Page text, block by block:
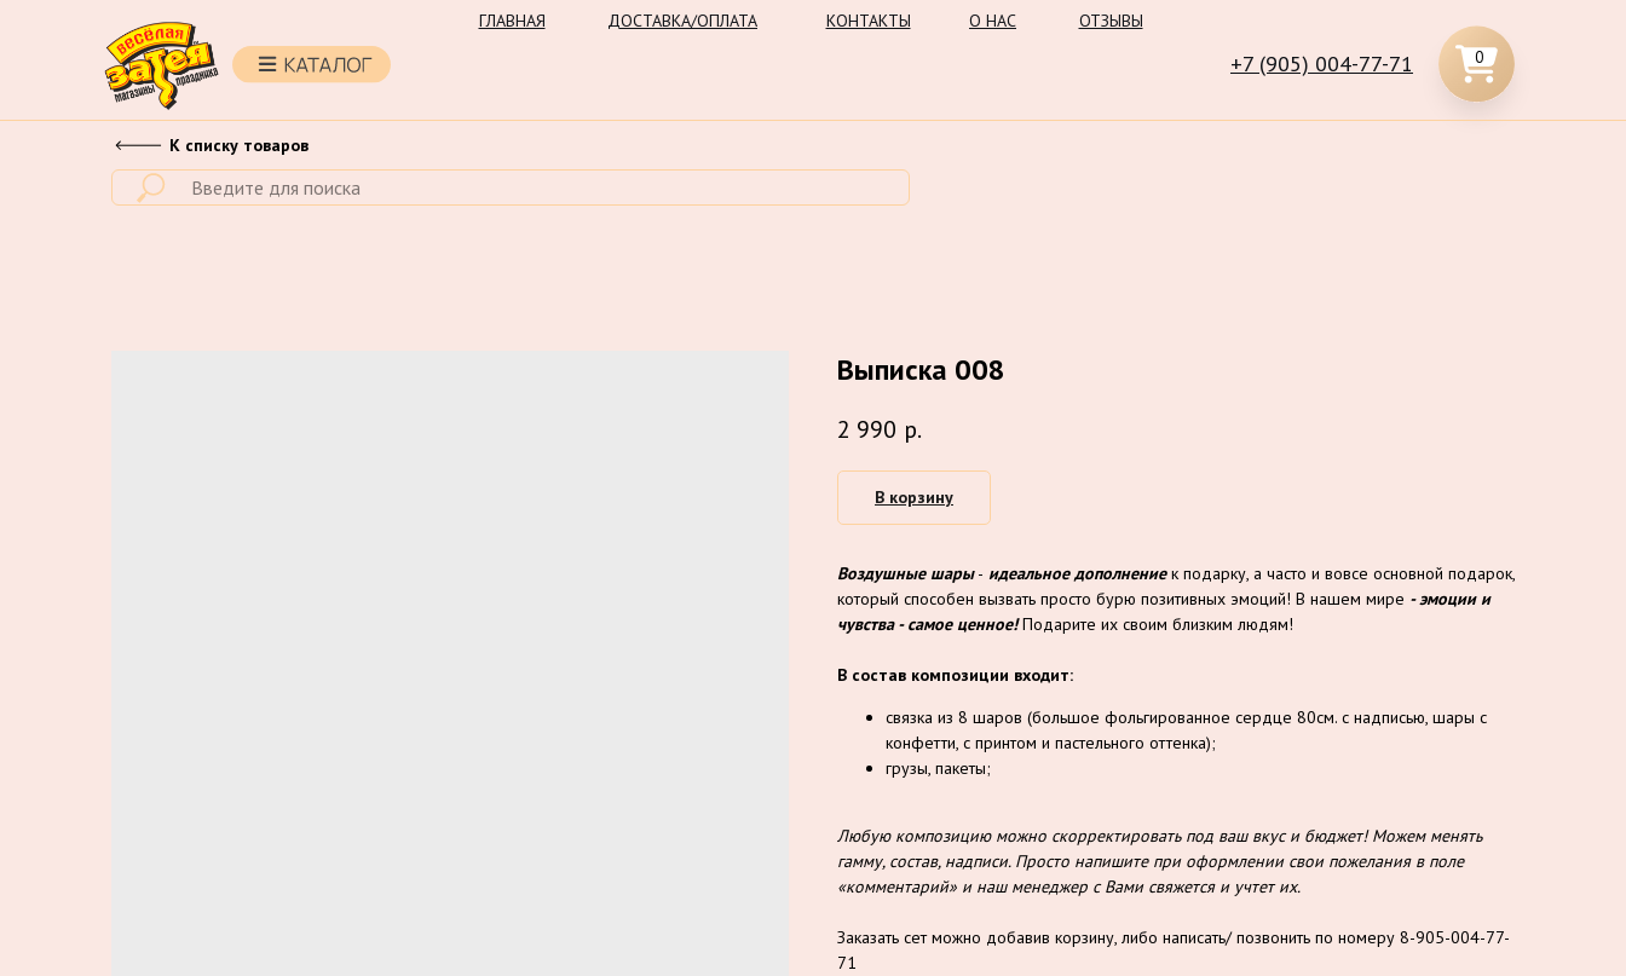
0
ДОСТАВКА/ОПЛАТА
ГЛАВНАЯ КОНТАКТЫ О НАС ОТЗЫВЫ
+7 (905) 004-77-71
К списку товаров
Выписка 008
2 990 р.
В корзину
Воздушные шары- идеальное дополнениек подарку, а часто и вовсе основной подарок,
который способен вызвать просто бурю позитивных эмоций! В нашем мире - эмоции и
чувства - самое ценное!Подарите их своим близким людям!
В состав композиции входит:
связка из 8 шаров (большое фольгированное сердце 80см. с надписью, шары с
конфетти, с принтом и пастельного оттенка);
грузы, пакеты;
Любую композицию можно скорректировать под ваш вкус и бюджет! Можем менять
гамму, состав, надписи. Просто напишите при оформлении свои пожелания в поле
«комментарий» и наш менеджер с Вами свяжется и учтет их.
Заказать сет можно добавив корзину, либо написать/ позвонить по номеру 8-905-004-77-
71